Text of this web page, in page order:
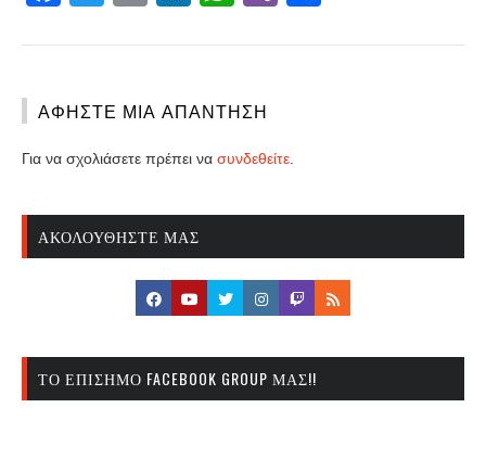
ΑΦΉΣΤΕ ΜΙΑ ΑΠΆΝΤΗΣΗ
Για να σχολιάσετε πρέπει να συνδεθείτε
ΑΚΟΛΟΥΘΉΣΤΕ ΜΑΣ
ΤΟ ΕΠΊΣΗΜΟ FACEBOOK GROUP ΜΑΣ!!